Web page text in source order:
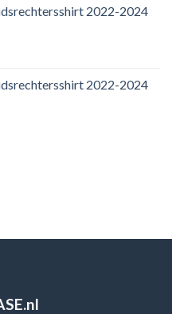
2022-2024
2022-2024